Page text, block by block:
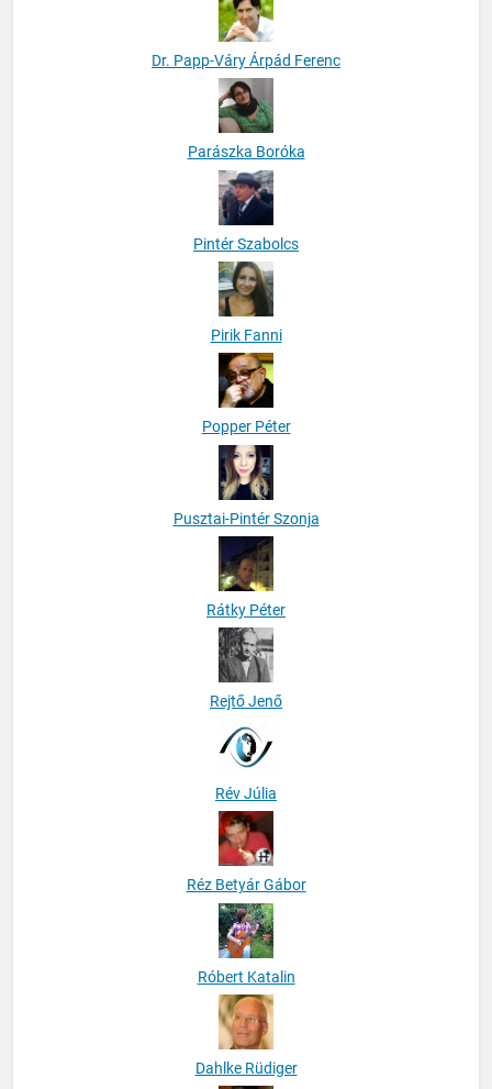
Dr. Papp-Váry Árpád Ferenc
Parászka Boróka
Pintér Szabolcs
Pirik Fanni
Popper Péter
Pusztai-Pintér Szonja
Rátky Péter
Rejtő Jenő
Rév Júlia
Réz Betyár Gábor
Róbert Katalin
Dahlke Rüdiger